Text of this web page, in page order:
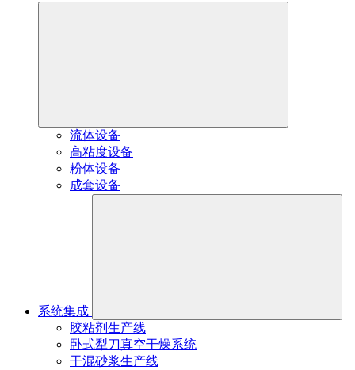
流体设备
高粘度设备
粉体设备
成套设备
系统集成
胶粘剂生产线
卧式犁刀真空干燥系统
干混砂浆生产线